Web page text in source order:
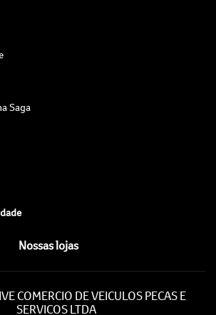
Saga
Nossas lojas
COMERCIO DE VEICULOS PECAS E
SERVICOS LTDA